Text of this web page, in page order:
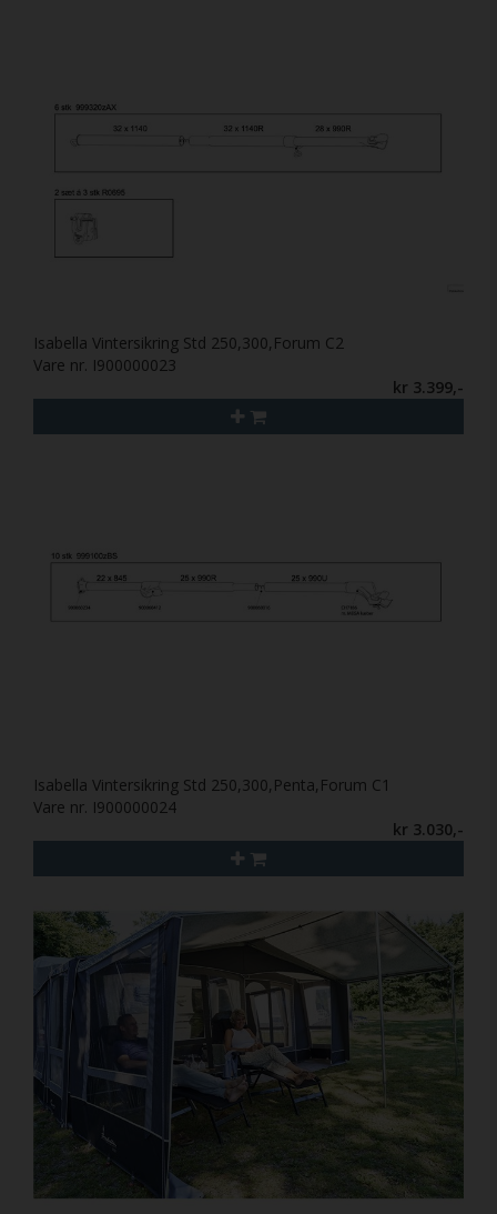
Isabella Vintersikring Std 250,300,Forum C2
Vare nr. I900000023
kr 3.399,-
Isabella Vintersikring Std 250,300,Penta,Forum C1
Vare nr. I900000024
kr 3.030,-